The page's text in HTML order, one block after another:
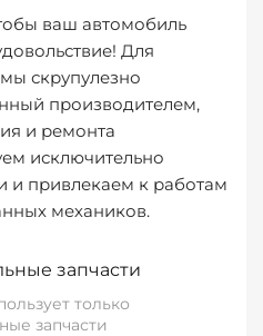
ваш автомобиль
Для
скрупулезно
производителем,
и ремонта
исключительно
и привлекаем к работам
механиков.
запчасти
только
запчасти